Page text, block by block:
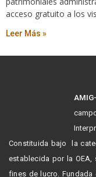
acceso gratuito a los
Leer Más »
Constituida bajo la
establecida por la
fines de lucro. Fundada